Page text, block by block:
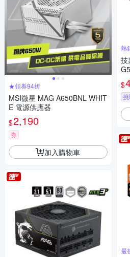
★領券94折
MSI微星 MAG A650BNL WHIT
E 電源供應器
$2,190
券
加入購物車
熱
技
$
最